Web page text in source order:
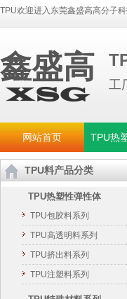
TPU欢迎进入东莞鑫盛高高分子
鑫盛高 工
网站首页 TPU热
TPU料产品分类
TPU热塑性弹性体
TPU包胶料系列
TPU高透明料系列
TPU挤出料系列
TPU注塑料系列